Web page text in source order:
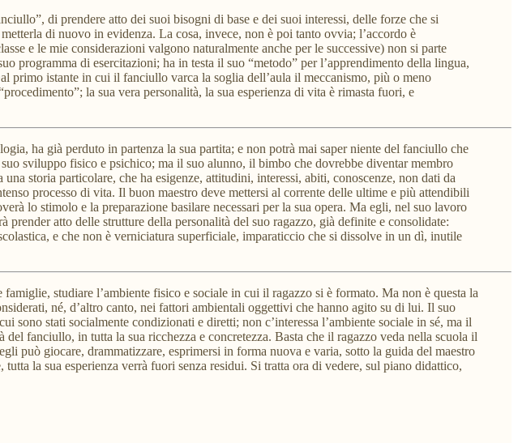
di prendere atto dei suoi bisogni di base e dei suoi interessi, delle forze che si
di nuovo in evidenza. La cosa, invece, non è poi tanto ovvia; l’accordo è
e le mie considerazioni valgono naturalmente anche per le successive) non si parte
programma di esercitazioni; ha in testa il suo “metodo” per l’apprendimento della lingua,
primo istante in cui il fanciullo varca la soglia dell’aula il meccanismo, più o meno
la sua vera personalità, la sua esperienza di vita è rimasta fuori, e
ha già perduto in partenza la sua partita; e non potrà mai saper niente del fanciullo che
sviluppo fisico e psichico; ma il suo alunno, il bimbo che dovrebbe diventar membro
storia particolare, che ha esigenze, attitudini, interessi, abiti, conoscenze, non dati da
processo di vita. Il buon maestro deve mettersi al corrente delle ultime e più attendibili
lo stimolo e la preparazione basilare necessari per la sua opera. Ma egli, nel suo lavoro
atto delle strutture della personalità del suo ragazzo, già definite e consolidate:
e che non è verniciatura superficiale, imparaticcio che si dissolve in un dì, inutile
studiare l’ambiente fisico e sociale in cui il ragazzo si è formato. Ma non è questa la
né, d’altro canto, nei fattori ambientali oggettivi che hanno agito su di lui. Il suo
sono stati socialmente condizionati e diretti; non c’interessa l’ambiente sociale in sé, ma il
fanciullo, in tutta la sua ricchezza e concretezza. Basta che il ragazzo veda nella scuola il
può giocare, drammatizzare, esprimersi in forma nuova e varia, sotto la guida del maestro
la sua esperienza verrà fuori senza residui. Si tratta ora di vedere, sul piano didattico,